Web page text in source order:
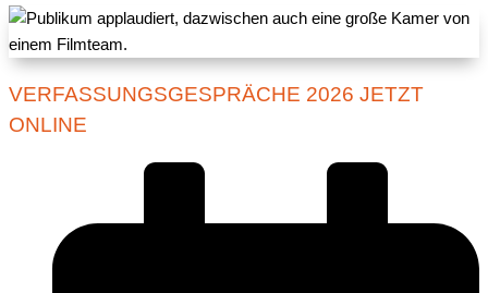
VERFASSUNGSGESPRÄCHE 2026 JETZT
ONLINE